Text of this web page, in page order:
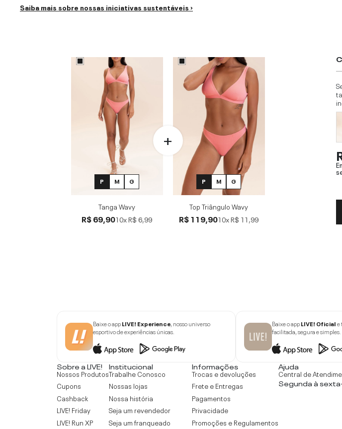
Saiba mais sobre nossas iniciativas sustentáveis ›
P M G
Tanga Wavy
R$ 69,9010xR$ 6,99
P M G
Top Triângulo Wavy
R$ 119,9010xR$ 11,99
Baixe o appLIVE! Experience, nosso universo
esportivo de experiências únicas.
Baixe o appLIVE! Oficiale
facilitada, segura e simples.
Sobre a LIVE!
Nossos Produtos
Cupons
Cashback
LIVE! Friday
LIVE! Run XP
Institucional
Trabalhe Conosco
Nossas lojas
Nossa história
Seja um revendedor
Seja um franqueado
Informações
Trocas e devoluções
Frete e Entregas
Pagamentos
Privacidade
Promoções e Regulamentos
Ajuda
Central de
Segunda à